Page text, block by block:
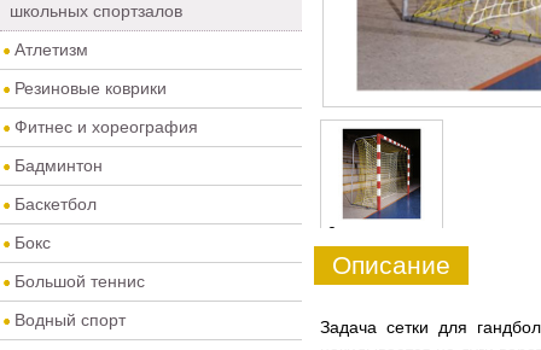
школьных спортзалов
Атлетизм
Резиновые коврики
Фитнес и хореография
Бадминтон
Баскетбол
Бокс
Большой теннис
Водный спорт
0
Описание
Задача сетки для